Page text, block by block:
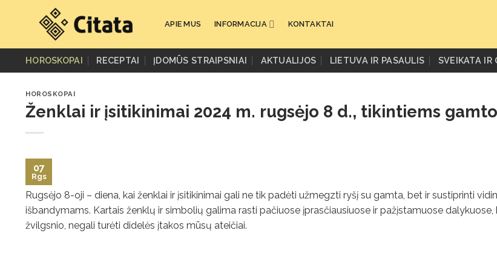
APIE MUS INFORMACIJA KONTAKTAI
HOROSKOPAI RECEPTAI ĮDOMŪS STRAIPSNIAI AKTUALIJOS LIETUVA IR PASAULIS SVEIKATA IR
HOROSKOPAI
Ženklai ir įsitikinimai 2024 m. rugsėjo 8 d., tikintiems
07
Rgs
Rugsėjo 8-oji – diena, kai ženklai ir įsitikinimai gali ne tik padėti užmegzti ryšį su gamta, bet ir sustiprinti
išbandymams. Kartais ženklų ir simbolių galima rasti pačiuose įprasčiausiuose ir pažįstamuose dalykuose,
žvilgsnio, negali turėti didelės įtakos mūsų ateičiai.